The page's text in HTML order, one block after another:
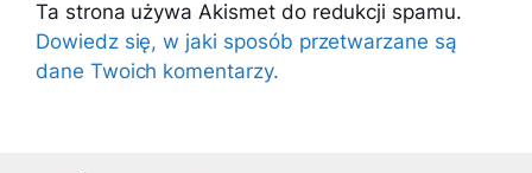
Ta strona używa Akismet do redukcji spamu.
Dowiedz się, w jaki sposób przetwarzane są
dane Twoich komentarzy.